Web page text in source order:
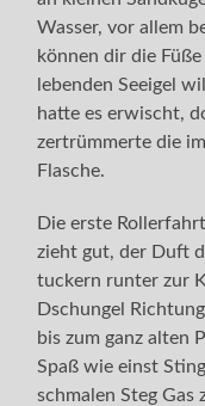
Wasser, vor allem
können dir die
lebenden Seeigel
hatte es erwischt,
zertrümmerte die
Flasche.
Die erste
zieht gut, der Duft
tuckern runter zur
Dschungel
bis zum ganz alten
Spaß wie einst
schmalen Steg Gas